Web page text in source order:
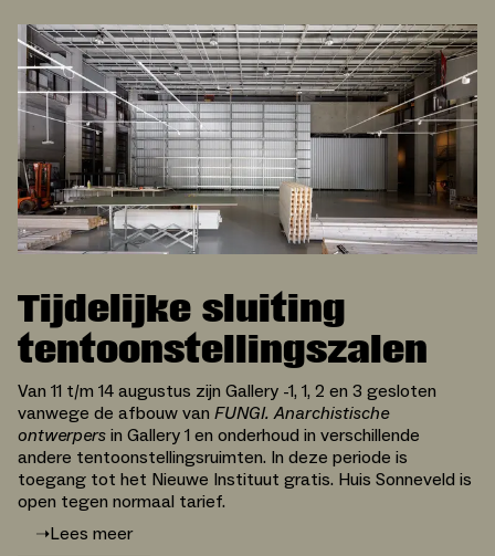
Tijdelijke sluiting
tentoonstellingszalen
Van 11 t/m 14 augustus zijn Gallery -1, 1, 2 en 3 gesloten
vanwege de afbouw van FUNGI. Anarchistische
ontwerpers in Gallery 1 en onderhoud in verschillende
andere tentoonstellingsruimten. In deze periode is
toegang tot het Nieuwe Instituut gratis. Huis Sonneveld is
open tegen normaal tarief.
➝Lees meer